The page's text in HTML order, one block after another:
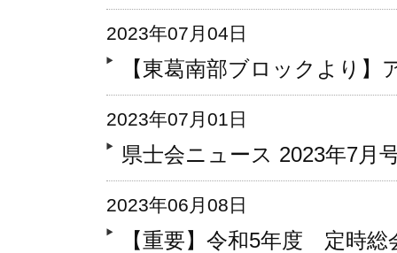
2023年07月04日
【東葛南部ブロックより
2023年07月01日
県士会ニュース 2023年7月
2023年06月08日
【重要】令和5年度 定時総